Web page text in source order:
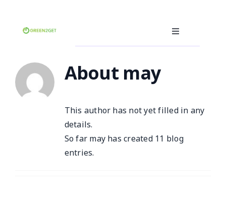
content
Toggle
Navigation
คุณคือผู้บริโภค
ซอฟต์แวร์ซื้อ-ขายขยะ
ภาษา
About may
This author has not yet filled in any
details.
So far may has created 11 blog
entries.